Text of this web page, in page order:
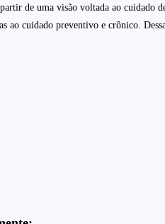
de uma visão voltada ao cuidado
ao cuidado preventivo e crônico.